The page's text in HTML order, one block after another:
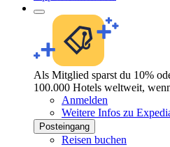
Als Mitglied sparst du 10%
100.000 Hotels weltweit,
Anmelden
Weitere Infos zu
Posteingang
Reisen buchen